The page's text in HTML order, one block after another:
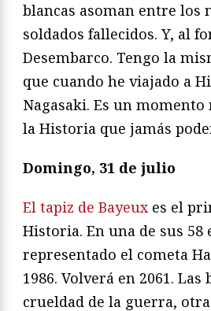
blancas asoman entre los
soldados fallecidos. Y, al
Desembarco. Tengo la
que cuando he viajado a
Nagasaki. Es un momento
la Historia que jamás
Domingo, 31 de julio
El tapiz de Bayeuxes el
Historia. En una de sus 58
representado el cometa
1986. Volverá en 2061. Las
crueldad de la guerra,